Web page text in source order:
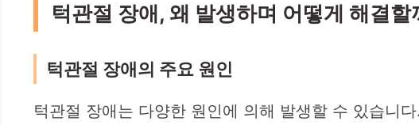
턱관절 장애, 왜 발생하며 어떻게 해결할
턱관절 장애의 주요 원인
턱관절 장애는 다양한 원인에 의해 발생할 수 있습니